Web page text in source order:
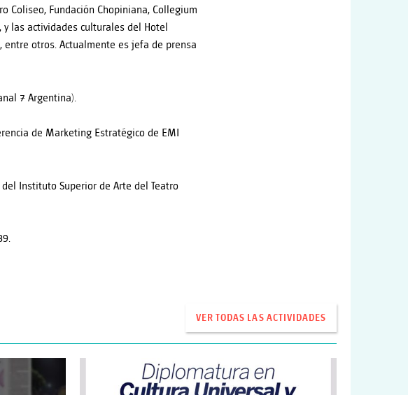
Coliseo, Fundación Chopiniana, Collegium
las actividades culturales del Hotel
entre otros. Actualmente es jefa de prensa
7 Argentina).
de Marketing Estratégico de EMI
Instituto Superior de Arte del Teatro
VER TODAS LAS ACTIVIDADES